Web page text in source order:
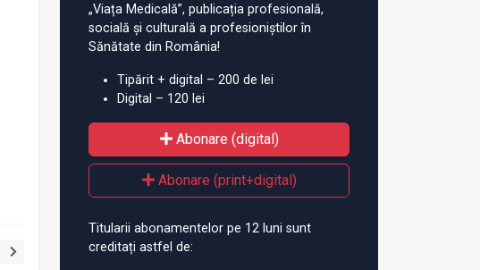
„Viața Medicală”, publicația profesională,
socială și culturală a profesioniștilor în
Sănătate din România!
Tipărit + digital – 200 de lei
Digital – 120 lei
Abonare (digital)
Abonare (print+digital)
Titularii abonamentelor pe 12 luni sunt
creditați astfel de: